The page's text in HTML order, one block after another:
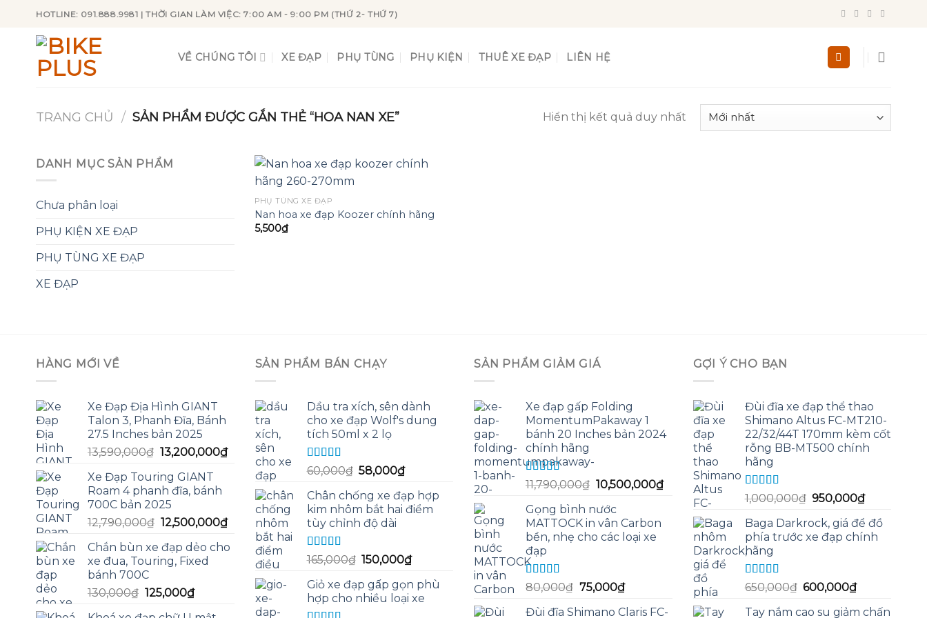
content
HOTLINE: 091.888.9981 | THỜI GIAN LÀM VIỆC: 7:00 AM - 9:00 PM (THỨ 2- THỨ 7)
VỀ CHÚNG TÔI XE ĐẠP PHỤ TÙNG PHỤ KIỆN THUÊ XE ĐẠP LIÊN HỆ
TRANG CHỦ / SẢN PHẨM ĐƯỢC GẮN THẺ “HOA NAN XE” Hiển thị kết quả duy nhất
DANH MỤC SẢN PHẨM
Chưa phân loại
PHỤ KIỆN XE ĐẠP
PHỤ TÙNG XE ĐẠP
XE ĐẠP
Add to
PHỤ TÙNG XE ĐẠP
Nan hoa xe đạp Koozer chính hãng
5,500₫
HÀNG MỚI VỀ
Xe Đạp Địa Hình GIANT
Talon 3, Phanh Đĩa, Bánh
27.5 Inches bản 2025
13,590,000₫ Giá
là:
13,590,000₫.
13,200,000₫Giá
13,200,000₫.
Xe Đạp Touring GIANT
Roam 4 phanh đĩa, bánh
700C bản 2025
12,790,000₫ Giá
là:
12,790,000₫.
12,500,000₫Giá
tại
12,500,000₫.
Chắn bùn xe đạp dẻo cho
xe đua, Touring, Fixed
bánh 700C
130,000₫ Giá
125,000₫Giá
SẢN PHẨM BÁN CHẠY
Dầu tra xích, sên dành
cho xe đạp Wolf's dung
tích 50ml x 2 lọ
Được xếp
hạng
5.005
sao
60,000₫ Giá
là:
60,000₫.
58,000₫Giá
tại
là:
Chân chống xe đạp hợp
kim nhôm bắt hai điểm
tùy chỉnh độ dài
Được xếp
hạng
5.005
sao
165,000₫ Giá
là:
165,000₫.
150,000₫Giá
tại
là:
Giỏ xe đạp gấp gọn phù
hợp cho nhiều loại xe
SẢN PHẨM GIẢM GIÁ
Xe đạp gấp Folding
MomentumPakaway 1
bánh 20 Inches bản 2024
chính hãng
Được xếp
hạng
5.00
sao
11,790,000₫ Giá
là:
11,790,000₫.
10,500,000₫Giá
10,500,000₫.
Gọng bình nước
MATTOCK in vân Carbon
bền, nhẹ cho các loại xe
đạp
Được xếp
hạng
5.005
sao
80,000₫ Giá
75,000₫Giá
Đùi đĩa Shimano Claris FC-
GỢI Ý CHO BẠN
Đùi đĩa xe đạp thể thao
Shimano Altus FC-MT210-
22/32/44T 170mm kèm cốt
rỗng BB-MT500 chính
hãng
Được xếp
hạng
5.00
sao
1,000,000₫ Giá
là:
1,000,000₫.
950,000₫Giá
tại
là:
Baga Darkrock, giá để đồ
phía trước xe đạp chính
hãng
Được xếp
hạng
5
sao
650,000₫ Giá
600,000₫Giá
Tay nắm cao su giảm chấn